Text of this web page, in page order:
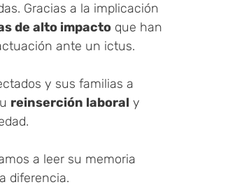
Gracias a la implicación
de alto impacto que han
ante un ictus.
y sus familias a
reinserción laboral y
a leer su memoria
diferencia.